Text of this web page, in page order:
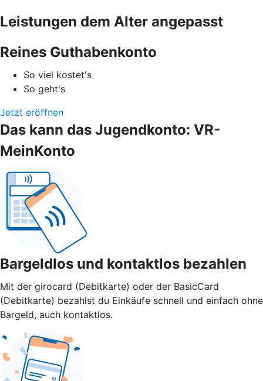
Leistungen dem Alter angepasst
Reines Guthabenkonto
So viel kostet's
So geht's
Jetzt eröffnen
Das kann das Jugendkonto: VR-
MeinKonto
Bargeldlos und kontaktlos bezahlen
Mit der girocard (Debitkarte) oder der BasicCard
(Debitkarte) bezahlst du Einkäufe schnell und einfach ohne
Bargeld, auch kontaktlos.